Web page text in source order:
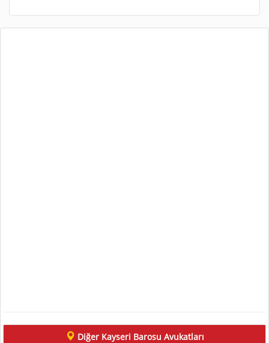
Diğer Kayseri Barosu Avukatları